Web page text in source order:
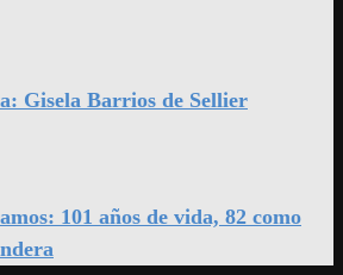
Gisela Barrios de Sellier
101 años de vida, 82 como